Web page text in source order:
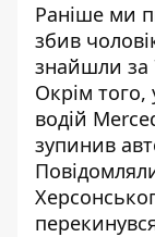
Раніше ми
збив
знайшли за
Окрім того,
водій
зупинив